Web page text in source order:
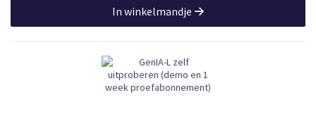
In winkelmandje